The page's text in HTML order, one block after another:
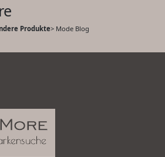
Produkte> Mode Blog